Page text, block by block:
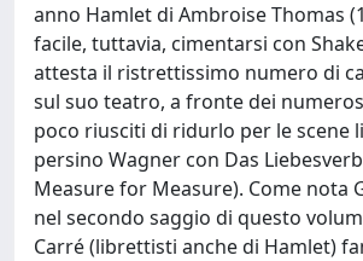
anno Hamlet di Ambroise Thomas
facile, tuttavia, cimentarsi con
attesta il ristrettissimo numero di
sul suo teatro, a fronte dei
poco riusciti di ridurlo per le scene
persino Wagner con Das
Measure for Measure). Come nota
nel secondo saggio di questo
Carré (librettisti anche di Hamlet)